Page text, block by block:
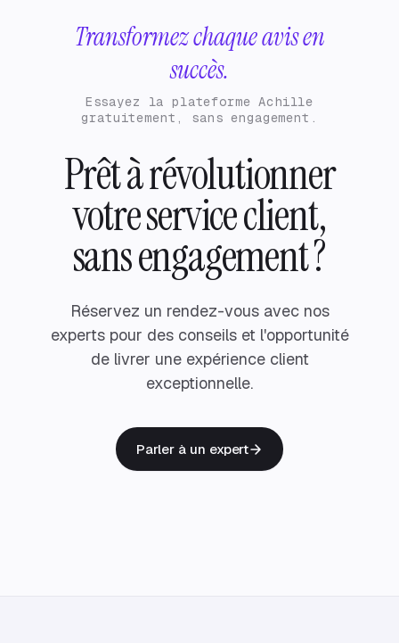
Transformez chaque avis en
succès.
Essayez la plateforme Achille
gratuitement, sans engagement.
Prêt à révolutionner
votre service client,
sans engagement ?
Réservez un rendez-vous avec nos
experts pour des conseils et l'opportunité
de livrer une expérience client
exceptionnelle.
Parler à un expert